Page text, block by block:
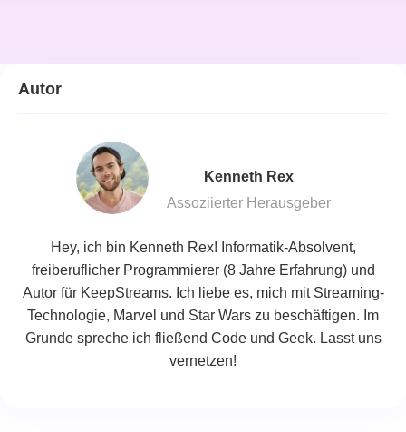
Autor
Kenneth Rex
Assoziierter Herausgeber
Hey, ich bin Kenneth Rex! Informatik-Absolvent,
freiberuflicher Programmierer (8 Jahre Erfahrung) und
Autor für KeepStreams. Ich liebe es, mich mit Streaming-
Technologie, Marvel und Star Wars zu beschäftigen. Im
Grunde spreche ich fließend Code und Geek. Lasst uns
vernetzen!